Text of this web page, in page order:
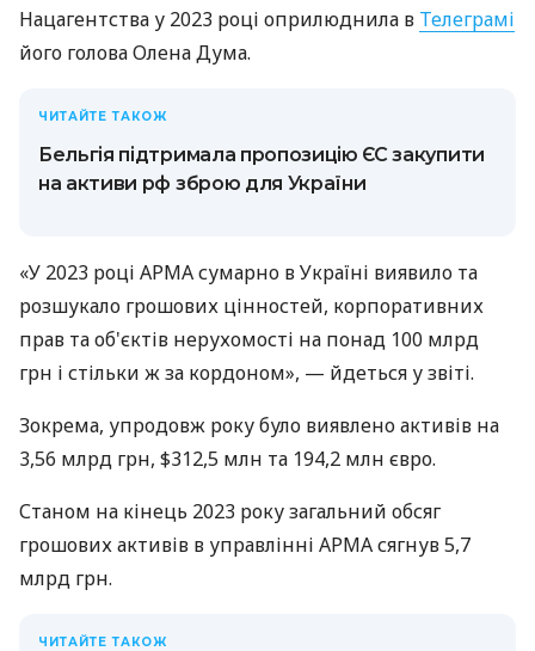
Нацагентства у 2023 році оприлюднила в Телеграмі
його голова Олена Дума.
ЧИТАЙТЕ ТАКОЖ
Бельгія підтримала пропозицію ЄС закупити
на активи рф зброю для України
«У 2023 році АРМА сумарно в Україні виявило та
розшукало грошових цінностей, корпоративних
прав та об'єктів нерухомості на понад 100 млрд
грн і стільки ж за кордоном», — йдеться у звіті.
Зокрема, упродовж року було виявлено активів на
3,56 млрд грн, $312,5 млн та 194,2 млн євро.
Станом на кінець 2023 року загальний обсяг
грошових активів в управлінні АРМА сягнув 5,7
млрд грн.
ЧИТАЙТЕ ТАКОЖ